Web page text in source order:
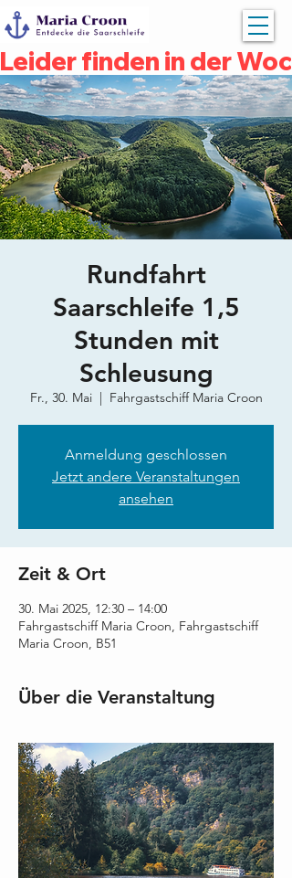
Leider finden in der
Rundfahrt
Saarschleife 1,5
Stunden mit
Schleusung
Fr., 30. Mai
  |
Fahrgastschiff Maria Croon
Anmeldung geschlossen
Jetzt andere Veranstaltungen
ansehen
Zeit & Ort
30. Mai 2025, 12:30 – 14:00
Fahrgastschiff Maria Croon, Fahrgastschiff
Maria Croon, B51
Über die Veranstaltung